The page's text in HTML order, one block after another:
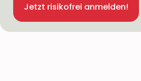
Jetzt risikofrei anmelden!